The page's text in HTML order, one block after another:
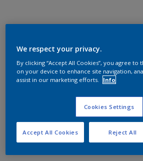
We respect your privacy.
By clicking “Accept All Cookies”, you agree
on your device to enhance site navigation,
assist in our marketing efforts.
Info
Cookies Settings
Reject All
Accept All Cookies